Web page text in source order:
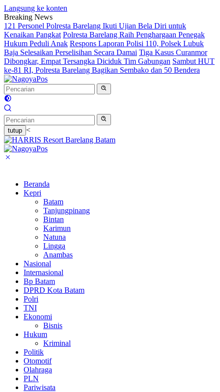
Langsung ke konten
Breaking News
121 Personel Polresta Barelang Ikuti Ujian Bela Diri untuk
Kenaikan Pangkat Polresta Barelang Raih Penghargaan Penegak
Hukum Peduli Anak Respons Laporan Polisi 110, Polsek Lubuk
Baja Selesaikan Perselisihan Secara Damai Tiga Kasus Curanmor
Dibongkar, Empat Tersangka Diciduk Tim Gabungan Sambut HUT
ke-81 RI, Polresta Barelang Bagikan Sembako dan 50 Bendera
tutup <
Beranda
Kepri
Batam
Tanjungpinang
Bintan
Karimun
Natuna
Lingga
Anambas
Nasional
Internasional
Bp Batam
DPRD Kota Batam
Polri
TNI
Ekonomi
Bisnis
Hukum
Kriminal
Politik
Otomotif
Olahraga
PLN
Pariwisata